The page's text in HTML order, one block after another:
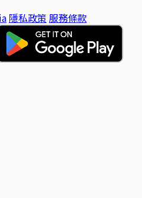
隱私政策 服務條款